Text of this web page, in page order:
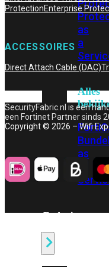
as
a
Alles
as
a
Endpoint
ProtectionEnterprise
ACCESSOIRES
Direct Attach Cable (DAC)
SecurityFabric.nl is een
een Fortinet Partner sinds
Copyright © 2026 – Wifi